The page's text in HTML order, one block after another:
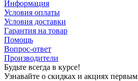
Информация
Условия оплаты
Условия доставки
Гарантия на товар
Помощь
Вопрос-ответ
Производители
Будьте всегда в курсе!
Узнавайте о скидках и акциях первым